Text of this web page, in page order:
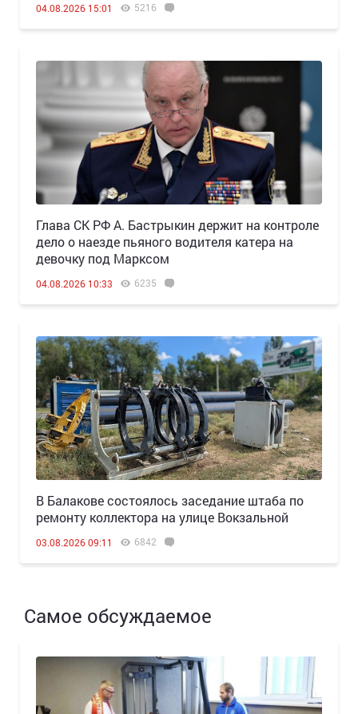
04.08.2026 15:01 5216
Глава СК РФ А. Бастрыкин держит на контроле
дело о наезде пьяного водителя катера на
девочку под Марксом
04.08.2026 10:33 6235
В Балакове состоялось заседание штаба по
ремонту коллектора на улице Вокзальной
03.08.2026 09:11 6842
Самое обсуждаемое